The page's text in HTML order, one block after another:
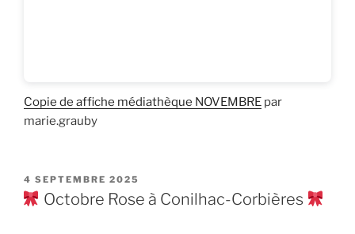
Copie de affiche médiathèque NOVEMBRE par
marie.grauby
PUBLIÉ
LE
4 SEPTEMBRE 2025
Octobre Rose à Conilhac-Corbières